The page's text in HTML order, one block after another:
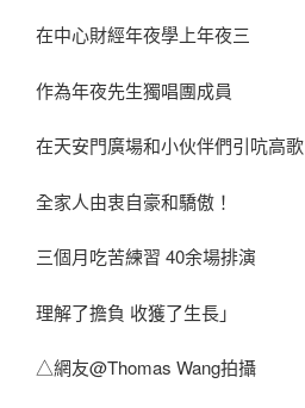
在中心財經年夜學上年夜三
作為年夜先生獨唱團成員
在天安門廣場和小伙伴們引吭高歌
全家人由衷自豪和驕傲！
三個月吃苦練習 40余場排演
理解了擔負 收獲了生長」
△網友@Thomas Wang拍攝